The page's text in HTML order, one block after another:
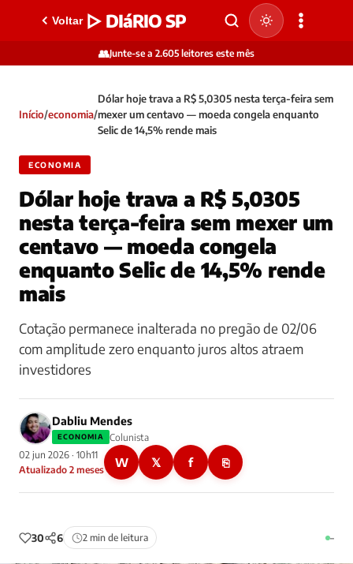
Voltar ▷ DIáRIO SP
👥Junte-se a 2.605 leitores este mês
Início/economia/
Dólar hoje trava a R$ 5,0305 nesta terça-feira sem
mexer um centavo — moeda congela enquanto
Selic de 14,5% rende mais
ECONOMIA
Dólar hoje trava a R$ 5,0305
nesta terça-feira sem mexer um
centavo — moeda congela
enquanto Selic de 14,5% rende
mais
Cotação permanece inalterada no pregão de 02/06
com amplitude zero enquanto juros altos atraem
investidores
Dabliu Mendes
ECONOMIA
Colunista
02 jun 2026 · 10h11
Atualizado 2 meses
W 𝕏 f ⎘
30 6 2 min de leitura –